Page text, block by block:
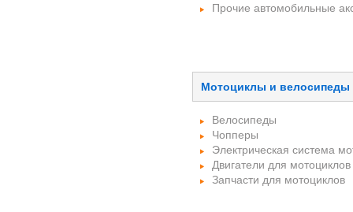
Прочие автомобильные
Мотоциклы и велосипеды
Велосипеды
Чопперы
Электрическая система
Двигатели для мотоциклов
Запчасти для мотоциклов